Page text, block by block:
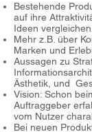
Bestehende
auf ihre
Ideen vergleichen.
Mehr z.B. über
Marken und
Aussagen zu
Ästhetik, und
Vision: Schon
Auftraggeber
vom Nutzer
Bei neuen